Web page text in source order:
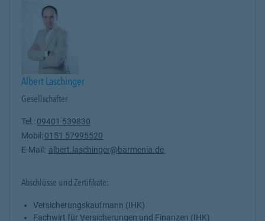
Albert Laschinger
Gesellschafter
Tel.: 09401 539830
Mobil: 0151 57995520
E-Mail: albert.laschinger@barmenia.de
Abschlüsse und Zertifikate:
Versicherungskaufmann (IHK)
Fachwirt für Versicherungen und Finanzen (IHK)